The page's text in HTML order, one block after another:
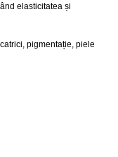
elasticitatea și
pigmentație, piele